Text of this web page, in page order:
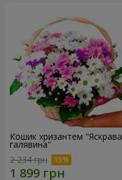
Кошик хризантем "Яскрава
галявина"
2 234 грн